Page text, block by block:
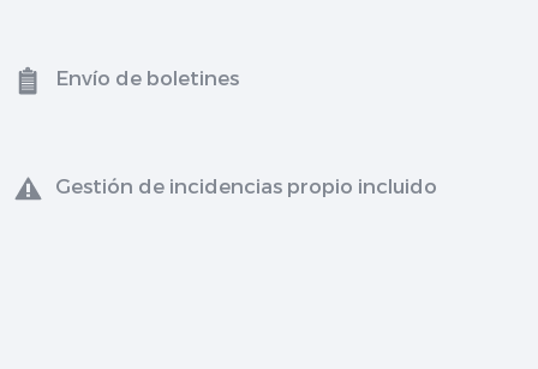
Envío de boletines
Gestión de incidencias propio incluido